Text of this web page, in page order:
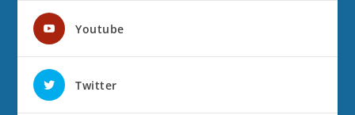
Youtube
Twitter